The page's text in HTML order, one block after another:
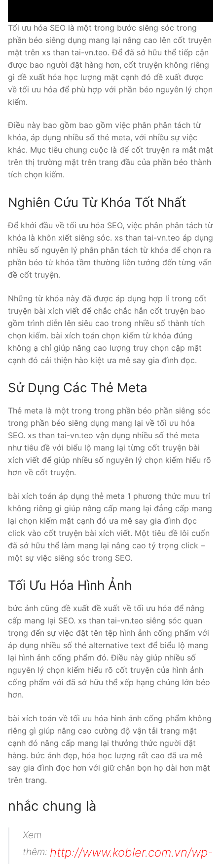
Tối ưu hóa SEO là một trong bước siêng sóc trong
phần béo siêng dụng mang lại nâng cao lên cốt truyện
mặt trên xs than tai-vn.teo. Để đã sở hữu thể tiếp cận
được bao người đặt hàng hơn, cốt truyện không riêng
gì đề xuất hóa học lượng mặt cạnh đó đề xuất được
về tối ưu hóa để phù hợp với phần béo nguyên lý chọn
kiếm.
Điều này bao gồm bao gồm việc phân phân tách từ
khóa, áp dụng nhiều số thẻ meta, với nhiều sự việc
khác. Mục tiêu chung cuộc là để cốt truyện ra mắt mặt
trên thị trường mặt trên trang đầu của phần béo thành
tích chọn kiếm.
Nghiên Cứu Từ Khóa Tốt Nhất
Để khởi đầu về tối ưu hóa SEO, việc phân phân tách từ
khóa là khôn xiết siêng sóc. xs than tai-vn.teo áp dụng
nhiều số nguyên lý phân phân tách từ khóa để chọn ra
phần béo từ khóa tầm thường liên tưởng đến từng vấn
đề cốt truyện.
Những từ khóa này đã được áp dụng hợp lí trong cốt
truyện bài xích viết để chắc chắc hẳn cốt truyện bao
gồm trình diễn lên siêu cao trong nhiều số thành tích
chọn kiếm. bài xích toán chọn kiếm từ khóa đúng
không ạ chỉ giúp nâng cao lượng truy chọn cập mặt
cạnh đó cải thiện hào kiệt ưa mê say gia đình đọc.
Sử Dụng Các Thẻ Meta
Thẻ meta là một trong trong phần béo phần siêng sóc
trong phần béo siêng dụng mang lại về tối ưu hóa
SEO. xs than tai-vn.teo vận dụng nhiều số thẻ meta
như tiêu đề với biểu lộ mang lại từng cốt truyện bài
xích viết để giúp nhiều số nguyên lý chọn kiếm hiểu rõ
hơn về cốt truyện.
bài xích toán áp dụng thẻ meta 1 phương thức mưu trí
không riêng gì giúp nâng cấp mang lại đẳng cấp mang
lại chọn kiếm mặt cạnh đó ưa mê say gia đình đọc
click vào cốt truyện bài xích viết. Một tiêu đề lôi cuốn
đã sở hữu thể làm mang lại nâng cao tỷ trọng click –
một sự việc siêng sóc trong SEO.
Tối Ưu Hóa Hình Ảnh
bức ảnh cũng đề xuất đề xuất về tối ưu hóa để nâng
cấp mang lại SEO. xs than tai-vn.teo siêng sóc quan
trọng đến sự việc đặt tên tệp hình ảnh cống phẩm với
áp dụng nhiều số thẻ alternative text để biểu lộ mang
lại hình ảnh cống phẩm đó. Điều này giúp nhiều số
nguyên lý chọn kiếm hiểu rõ cốt truyện của hình ảnh
cống phẩm với đã sở hữu thể xếp hạng chúng lớn béo
hơn.
bài xích toán về tối ưu hóa hình ảnh cống phẩm không
riêng gì giúp nâng cao cường độ vận tải trang mặt
cạnh đó nâng cấp mang lại thưởng thức người đặt
hàng. bức ảnh đẹp, hóa học lượng rất cao đã ưa mê
say gia đình đọc hơn với giữ chân bọn họ dài hơn mặt
trên trang.
nhắc chung là
Xem
thêm: http://www.kobler.com.vn/wp-